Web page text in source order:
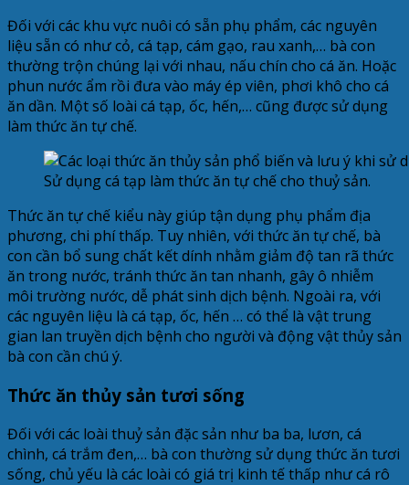
Đối với các khu vực nuôi có sẵn phụ phẩm, các nguyên
liệu sẵn có như cỏ, cá tạp, cám gạo, rau xanh,… bà con
thường trộn chúng lại với nhau, nấu chín cho cá ăn. Hoặc
phun nước ẩm rồi đưa vào máy ép viên, phơi khô cho cá
ăn dần. Một số loài cá tạp, ốc, hến,… cũng được sử dụng
làm thức ăn tự chế.
Sử dụng cá tạp làm thức ăn tự chế cho thuỷ sản.
Thức ăn tự chế kiểu này giúp tận dụng phụ phẩm địa
phương, chi phí thấp. Tuy nhiên, với thức ăn tự chế, bà
con cần bổ sung chất kết dính nhằm giảm độ tan rã thức
ăn trong nước, tránh thức ăn tan nhanh, gây ô nhiễm
môi trường nước, dễ phát sinh dịch bệnh. Ngoài ra, với
các nguyên liệu là cá tạp, ốc, hến … có thể là vật trung
gian lan truyền dịch bệnh cho người và động vật thủy sản
bà con cần chú ý.
Thức ăn thủy sản tươi sống
Đối với các loài thuỷ sản đặc sản như ba ba, lươn, cá
chình, cá trắm đen,… bà con thường sử dụng thức ăn tươi
sống, chủ yếu là các loài có giá trị kinh tế thấp như cá rô